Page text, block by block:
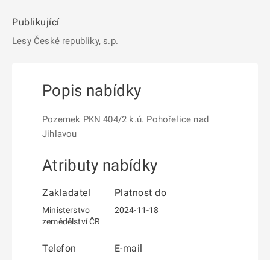
Publikující
Lesy České republiky, s.p.
Popis nabídky
Pozemek PKN 404/2 k.ú. Pohořelice nad
Jihlavou
Atributy nabídky
Zakladatel
Ministerstvo
zemědělství ČR
Platnost do
2024-11-18
Telefon E-mail